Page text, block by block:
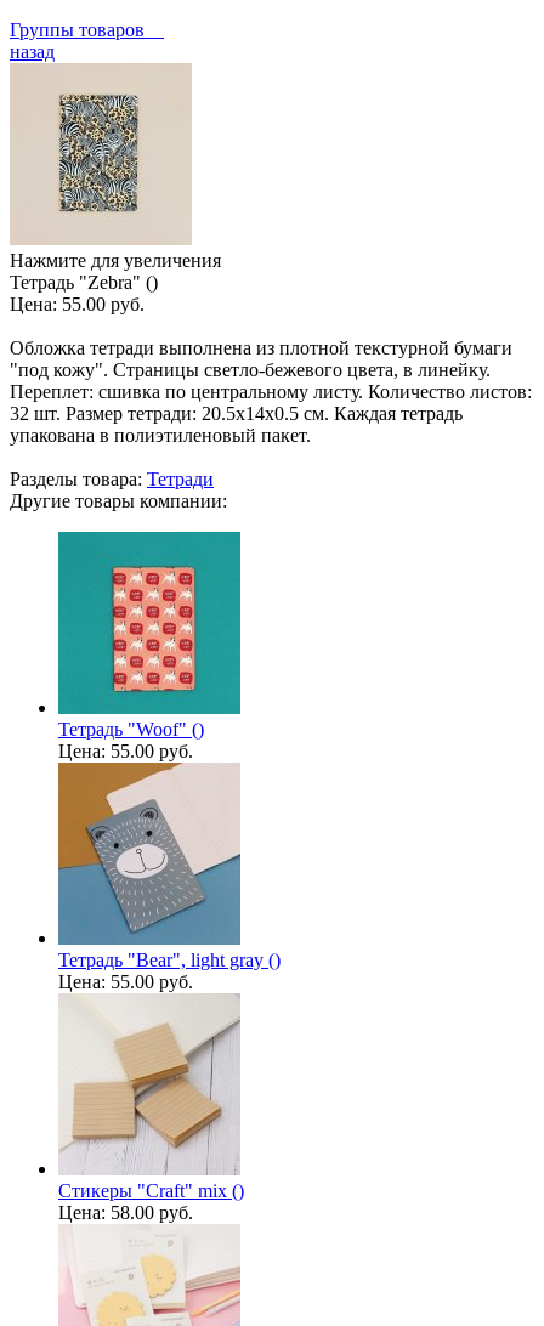
Группы товаров
назад
Нажмите для увеличения
Тетрадь "Zebra" ()
Цена: 55.00 руб.
Обложка тетради выполнена из плотной текстурной бумаги
"под кожу". Страницы светло-бежевого цвета, в линейку.
Переплет: сшивка по центральному листу. Количество листов:
32 шт. Размер тетради: 20.5х14х0.5 см. Каждая тетрадь
упакована в полиэтиленовый пакет.
Разделы товара: Тетради
Другие товары компании:
Тетрадь "Woof" ()
Цена: 55.00 руб.
Тетрадь "Bear", light gray ()
Цена: 55.00 руб.
Стикеры "Craft" mix ()
Цена: 58.00 руб.